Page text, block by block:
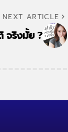
NEXT ARTICLE
จริงมั้ย ?